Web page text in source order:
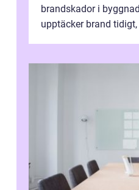
brandskador i
upptäcker brand